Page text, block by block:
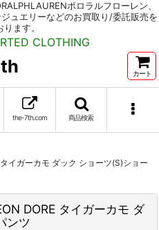
ポロラルフローレン、
ュエリーなどのお買取り/委託販売を
ます。
CLOTHING
カート
the-7th.com 商品検索
イガーカモ ダック ショーツ(S)ショー
DORE タイガーカモ ダ
ンツ